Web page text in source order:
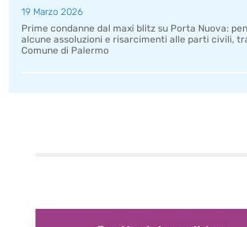
19 Marzo 2026
Prime condanne dal maxi blitz su Porta Nuova:
alcune assoluzioni e risarcimenti alle parti civili,
Comune di Palermo